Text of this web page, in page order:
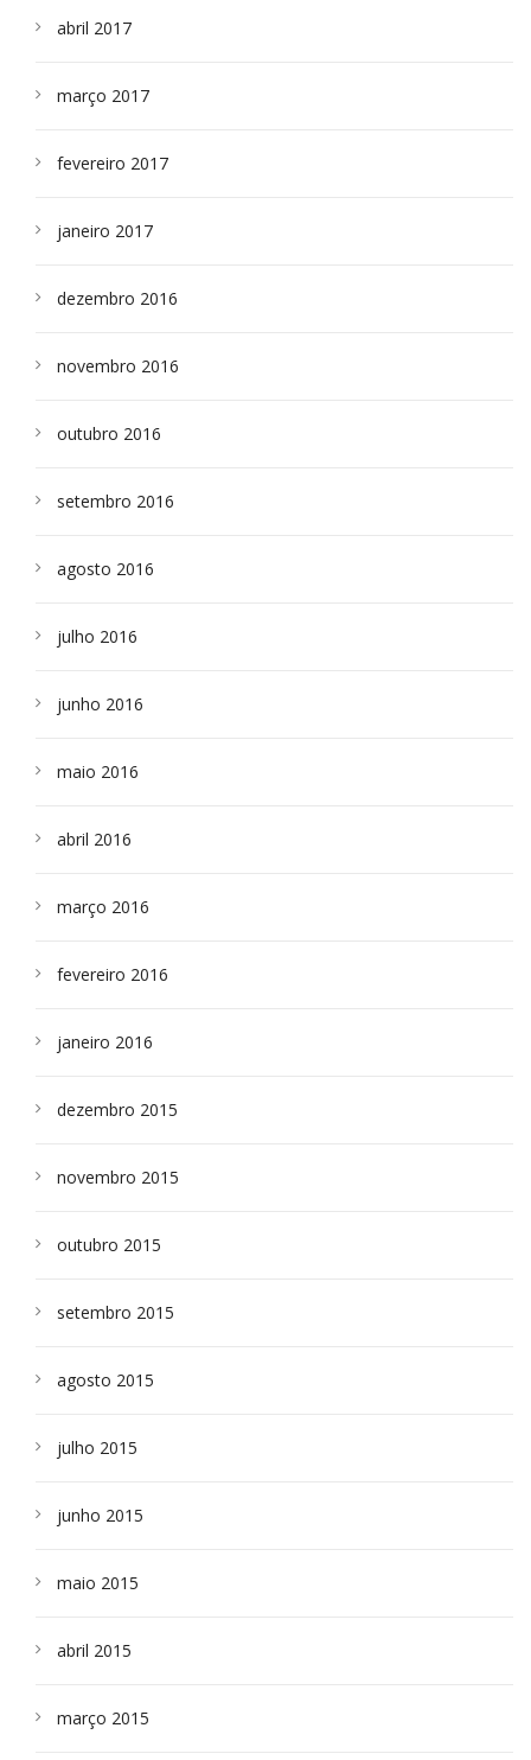
abril 2017
março 2017
fevereiro 2017
janeiro 2017
dezembro 2016
novembro 2016
outubro 2016
setembro 2016
agosto 2016
julho 2016
junho 2016
maio 2016
abril 2016
março 2016
fevereiro 2016
janeiro 2016
dezembro 2015
novembro 2015
outubro 2015
setembro 2015
agosto 2015
julho 2015
junho 2015
maio 2015
abril 2015
março 2015